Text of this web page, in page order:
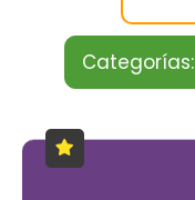
Categorías: